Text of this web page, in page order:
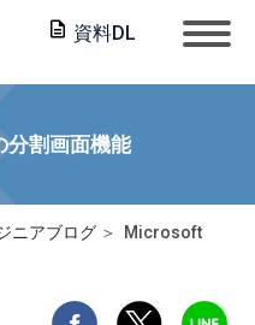
資料DL
割画面機能
ニアブログ
Microsoft